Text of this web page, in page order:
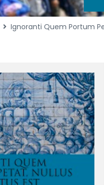
Ignoranti Quem Portum